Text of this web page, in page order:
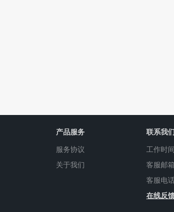
产品服务
服务协议
关于我们
联系我们
工作时
客服邮
客服电
在线反